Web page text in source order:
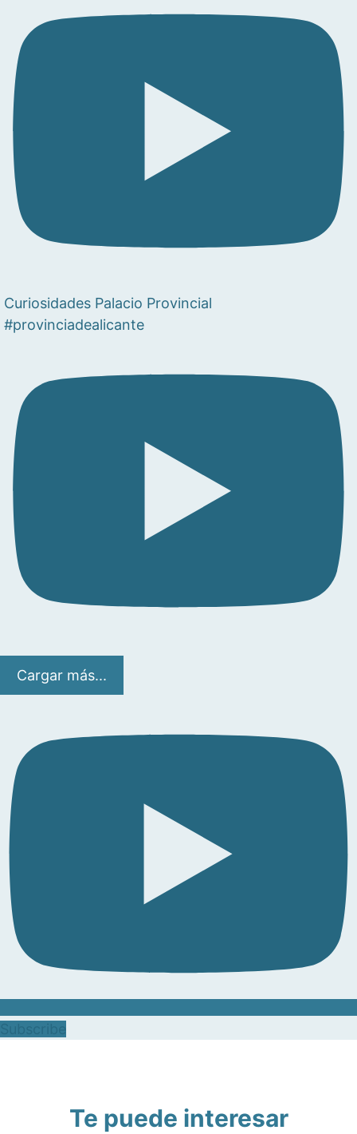
Curiosidades Palacio Provincial
#provinciadealicante
Cargar más...
Te puede interesar